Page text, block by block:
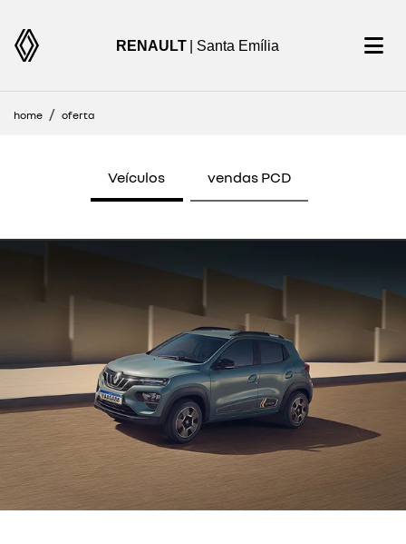
RENAULT | Santa Emília
home oferta
Veículos vendas PCD